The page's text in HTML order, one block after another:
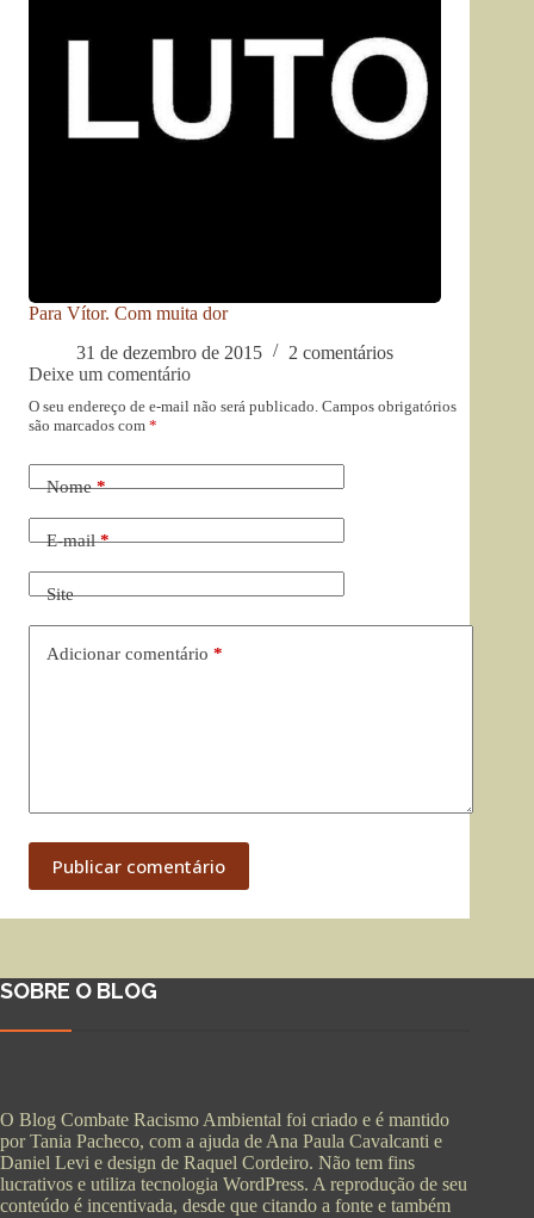
Para Vítor. Com muita dor
31 de dezembro de 2015
2 comentários
Deixe um comentário
O seu endereço de e-mail não será publicado. Campos obrigatórios
são marcados com *
Nome*
E-mail*
Site
Adicionar comentário *
Publicar comentário
SOBRE O BLOG
O Blog Combate Racismo Ambiental foi criado e é mantido
por Tania Pacheco, com a ajuda de Ana Paula Cavalcanti e
Daniel Levi e design de Raquel Cordeiro. Não tem fins
lucrativos e utiliza tecnologia WordPress. A reprodução de seu
conteúdo é incentivada, desde que citando a fonte e também